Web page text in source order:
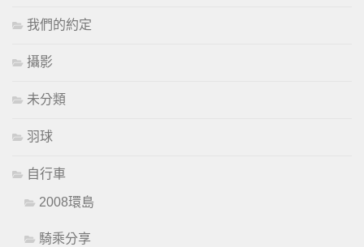
我們的約定
攝影
未分類
羽球
自行車
2008環島
騎乘分享